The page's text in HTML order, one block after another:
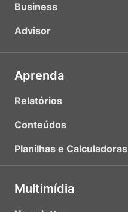
Business
Advisor
Aprenda
Relatórios
Conteúdos
Planilhas e Calculadoras
Multimídia